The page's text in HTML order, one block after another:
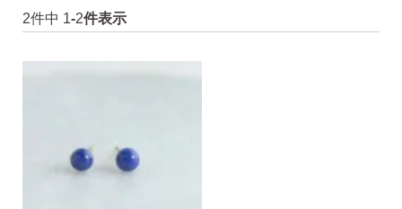
2件中 1-2件表示